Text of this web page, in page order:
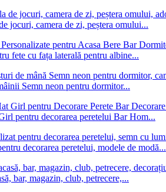
jocuri, camera de zi, peștera omului...
fete cu fața laterală pentru albine...
Semn neon pentru dormitor...
pentru decorarea peretelui Bar Hom...
decorarea peretelui, modele de modă...
bar, magazin, club, petrecere,...